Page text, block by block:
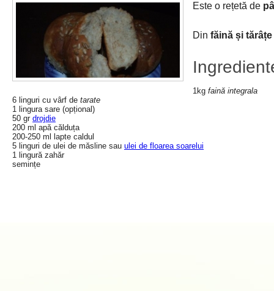
Este o rețetă de
Din făină și tărâțe
1kg faină integrala
6 linguri cu vârf de tarate
1 lingura sare (opțional)
50 gr drojdie
200 ml apă călduța
200-250 ml lapte caldul
5 linguri de ulei de măsline sau ulei de floarea soarelui
1 lingură zahăr
semințe